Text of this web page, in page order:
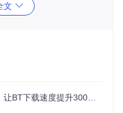
教程
文
载速度提升300%的开源神器